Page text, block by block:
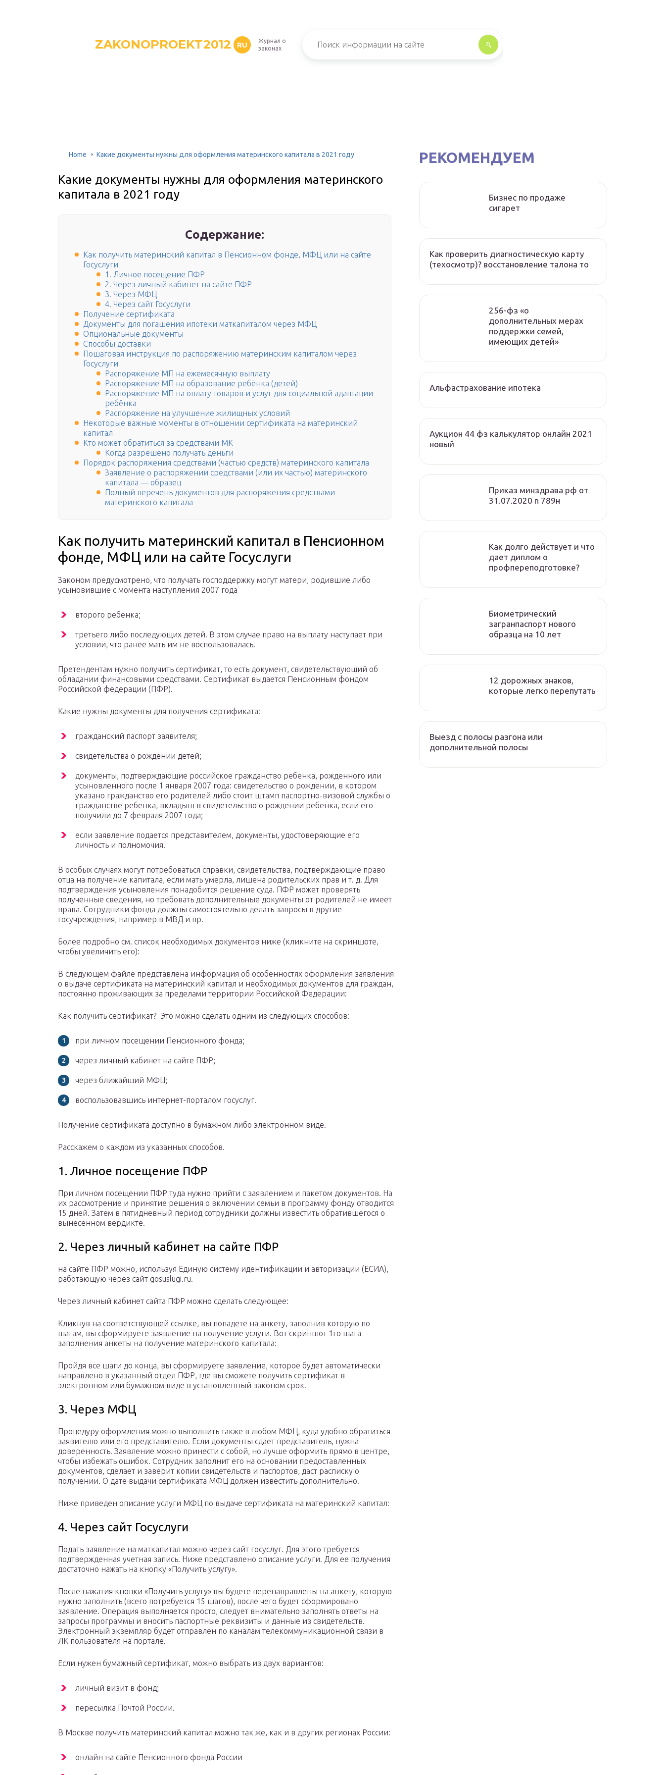
ZAKONOPROEKT2012 RU
Журнал о
законах
Home Какие документы нужны для оформления материнского капитала в 2021 году
Какие документы нужны для оформления материнского
капитала в 2021 году
Содержание:
Как получить материнский капитал в Пенсионном фонде, МФЦ или на сайте
Госуслуги
1. Личное посещение ПФР
2. Через личный кабинет на сайте ПФР
3. Через МФЦ
4. Через сайт Госуслуги
Получение сертификата
Документы для погашения ипотеки маткапиталом через МФЦ
Опциональные документы
Способы доставки
Пошаговая инструкция по распоряжению материнским капиталом через
Госуслуги
Распоряжение МП на ежемесячную выплату
Распоряжение МП на образование ребёнка (детей)
Распоряжение МП на оплату товаров и услуг для социальной адаптации
ребёнка
Распоряжение на улучшение жилищных условий
Некоторые важные моменты в отношении сертификата на материнский
капитал
Кто может обратиться за средствами МК
Когда разрешено получать деньги
Порядок распоряжения средствами (частью средств) материнского капитала
Заявление о распоряжении средствами (или их частью) материнского
капитала — образец
Полный перечень документов для распоряжения средствами
материнского капитала
Как получить материнский капитал в Пенсионном
фонде, МФЦ или на сайте Госуслуги
Законом предусмотрено, что получать господдержку могут матери, родившие либо
усыновившие с момента наступления 2007 года
второго ребенка;
третьего либо последующих детей. В этом случае право на выплату наступает при
условии, что ранее мать им не воспользовалась.
Претендентам нужно получить сертификат, то есть документ, свидетельствующий об
обладании финансовыми средствами. Сертификат выдается Пенсионным фондом
Российской федерации (ПФР).
Какие нужны документы для получения сертификата:
гражданский паспорт заявителя;
свидетельства о рождении детей;
документы, подтверждающие российское гражданство ребенка, рожденного или
усыновленного после 1 января 2007 года: свидетельство о рождении, в котором
указано гражданство его родителей либо стоит штамп паспортно-визовой службы о
гражданстве ребенка, вкладыш в свидетельство о рождении ребенка, если его
получили до 7 февраля 2007 года;
если заявление подается представителем, документы, удостоверяющие его
личность и полномочия.
В особых случаях могут потребоваться справки, свидетельства, подтверждающие право
отца на получение капитала, если мать умерла, лишена родительских прав и т. д. Для
подтверждения усыновления понадобится решение суда. ПФР может проверять
полученные сведения, но требовать дополнительные документы от родителей не имеет
права. Сотрудники фонда должны самостоятельно делать запросы в другие
госучреждения, например в МВД и пр.
Более подробно см. список необходимых документов ниже (кликните на скриншоте,
чтобы увеличить его):
В следующем файле представлена информация об особенностях оформления заявления
о выдаче сертификата на материнский капитал и необходимых документов для граждан,
постоянно проживающих за пределами территории Российской Федерации:
Как получить сертификат? Это можно сделать одним из следующих способов:
при личном посещении Пенсионного фонда;
через личный кабинет на сайте ПФР;
через ближайший МФЦ;
воспользовавшись интернет-порталом госуслуг.
Получение сертификата доступно в бумажном либо электронном виде.
Расскажем о каждом из указанных способов.
1. Личное посещение ПФР
При личном посещении ПФР туда нужно прийти с заявлением и пакетом документов. На
их рассмотрение и принятие решения о включении семьи в программу фонду отводится
15 дней. Затем в пятидневный период сотрудники должны известить обратившегося о
вынесенном вердикте.
2. Через личный кабинет на сайте ПФР
на сайте ПФР можно, используя Единую систему идентификации и авторизации (ЕСИА),
работающую через сайт gosuslugi.ru.
Через личный кабинет сайта ПФР можно сделать следующее:
Кликнув на соответствующей ссылке, вы попадете на анкету, заполнив которую по
шагам, вы сформируете заявление на получение услуги. Вот скриншот 1го шага
заполнения анкеты на получение материнского капитала:
Пройдя все шаги до конца, вы сформируете заявление, которое будет автоматически
направлено в указанный отдел ПФР, где вы сможете получить сертификат в
электронном или бумажном виде в установленный законом срок.
3. Через МФЦ
Процедуру оформления можно выполнить также в любом МФЦ, куда удобно обратиться
заявителю или его представителю. Если документы сдает представитель, нужна
доверенность. Заявление можно принести с собой, но лучше оформить прямо в центре,
чтобы избежать ошибок. Сотрудник заполнит его на основании предоставленных
документов, сделает и заверит копии свидетельств и паспортов, даст расписку о
получении. О дате выдачи сертификата МФЦ должен известить дополнительно.
Ниже приведен описание услуги МФЦ по выдаче сертификата на материнский капитал:
4. Через сайт Госуслуги
Подать заявление на маткапитал можно через сайт госуслуг. Для этого требуется
подтвержденная учетная запись. Ниже представлено описание услуги. Для ее получения
достаточно нажать на кнопку «Получить услугу».
После нажатия кнопки «Получить услугу» вы будете перенаправлены на анкету, которую
нужно заполнить (всего потребуется 15 шагов), после чего будет сформировано
заявление. Операция выполняется просто, следует внимательно заполнять ответы на
запросы программы и вносить паспортные реквизиты и данные из свидетельств.
Электронный экземпляр будет отправлен по каналам телекоммуникационной связи в
ЛК пользователя на портале.
Если нужен бумажный сертификат, можно выбрать из двух вариантов:
личный визит в фонд;
пересылка Почтой России.
В Москве получить материнский капитал можно так же, как и в других регионах России:
онлайн на сайте Пенсионного фонда России
РЕКОМЕНДУЕМ
Бизнес по продаже
сигарет
Как проверить диагностическую карту
(техосмотр)? восстановление талона то
256-фз «о
дополнительных мерах
поддержки семей,
имеющих детей»
Альфастрахование ипотека
Аукцион 44 фз калькулятор онлайн 2021
новый
Приказ минздрава рф от
31.07.2020 n 789н
Как долго действует и что
дает диплом о
профпереподготовке?
Биометрический
загранпаспорт нового
образца на 10 лет
12 дорожных знаков,
которые легко перепутать
Выезд с полосы разгона или
дополнительной полосы